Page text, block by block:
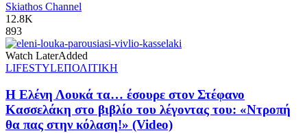
Skiathos Channel
12.8K
893
Watch LaterAdded
LIFESTYLEΠΟΛΙΤΙΚΗ
Η Ελένη Λουκά τα… έσουρε στον Στέφανο
Κασσελάκη στο βιβλίο του λέγοντας του: «Ντροπή
θα πας στην κόλαση!» (Video)